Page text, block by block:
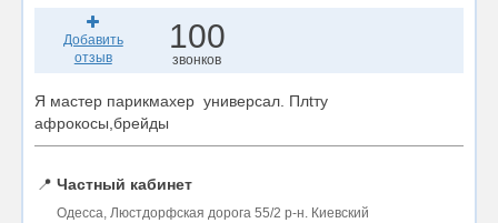
Добавить
отзыв
100
звонков
Я мастер парикмахер универсал. Плtту
афрокосы,брейды
📍 Частный кабинет
Одесса, Люстдорфская дорога 55/2 р-н. Киевский